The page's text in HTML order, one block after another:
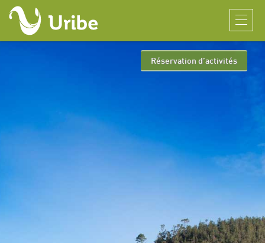
Réservation d’activités